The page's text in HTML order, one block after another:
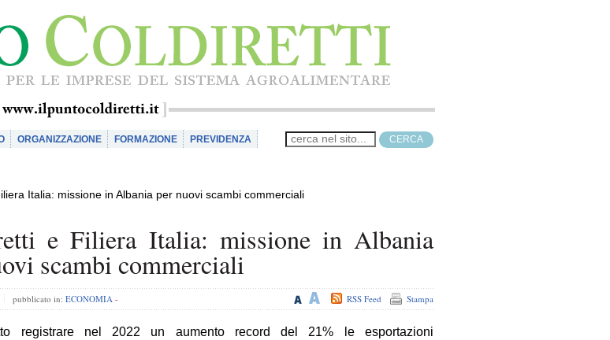
ORGANIZZAZIONE FORMAZIONE
PREVIDENZA
Italia: missione in Albania per nuovi scambi commerciali
e Filiera Italia: missione in Albania
scambi commerciali
pubblicato in: ECONOMIA - Stampa
RSS Feed
registrare nel 2022 un aumento record del 21% le esportazioni